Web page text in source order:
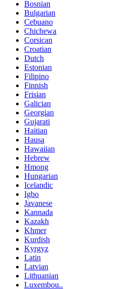
Bosnian
Bulgarian
Cebuano
Chichewa
Corsican
Croatian
Dutch
Estonian
Filipino
Finnish
Frisian
Galician
Georgian
Gujarati
Haitian
Hausa
Hawaiian
Hebrew
Hmong
Hungarian
Icelandic
Igbo
Javanese
Kannada
Kazakh
Khmer
Kurdish
Kyrgyz
Latin
Latvian
Lithuanian
Luxembou..